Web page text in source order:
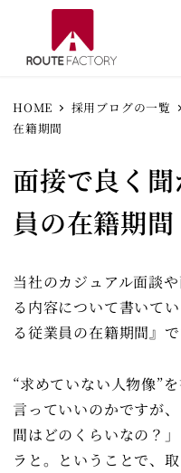
HOME 採用ブログの一覧
在籍期間
面接で良く
員の在籍期間
当社のカジュアル面談
る内容について書いて
る従業員の在籍期間』で
“求めていない人物像”
言っていいのかですが
間はどのくらいなの？
ラと。ということで、